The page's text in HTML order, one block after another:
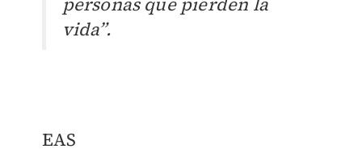
vida”.
EAS